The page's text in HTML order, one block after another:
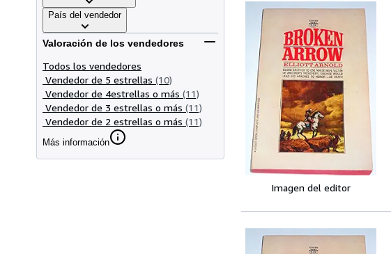
País del vendedor
Valoración de los vendedores
Todos los vendedores
Vendedor de 5 estrellas (10)
Vendedor de 4estrellas o más (11)
Vendedor de 3 estrellas o más (11)
Vendedor de 2 estrellas o más (11)
Más información
Imagen del editor